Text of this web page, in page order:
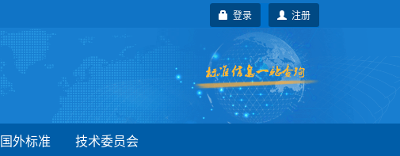
注册
登录
国外标准 技术委员会